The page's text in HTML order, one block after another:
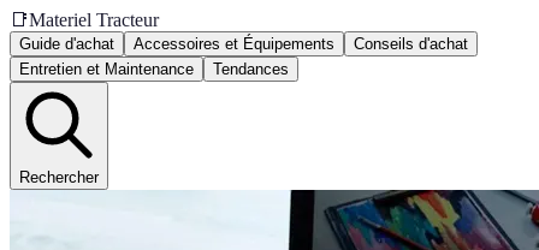
📑Materiel Tracteur
Guide d'achat Accessoires et Équipements
Conseils d'achat
Entretien et Maintenance
Tendances
Rechercher